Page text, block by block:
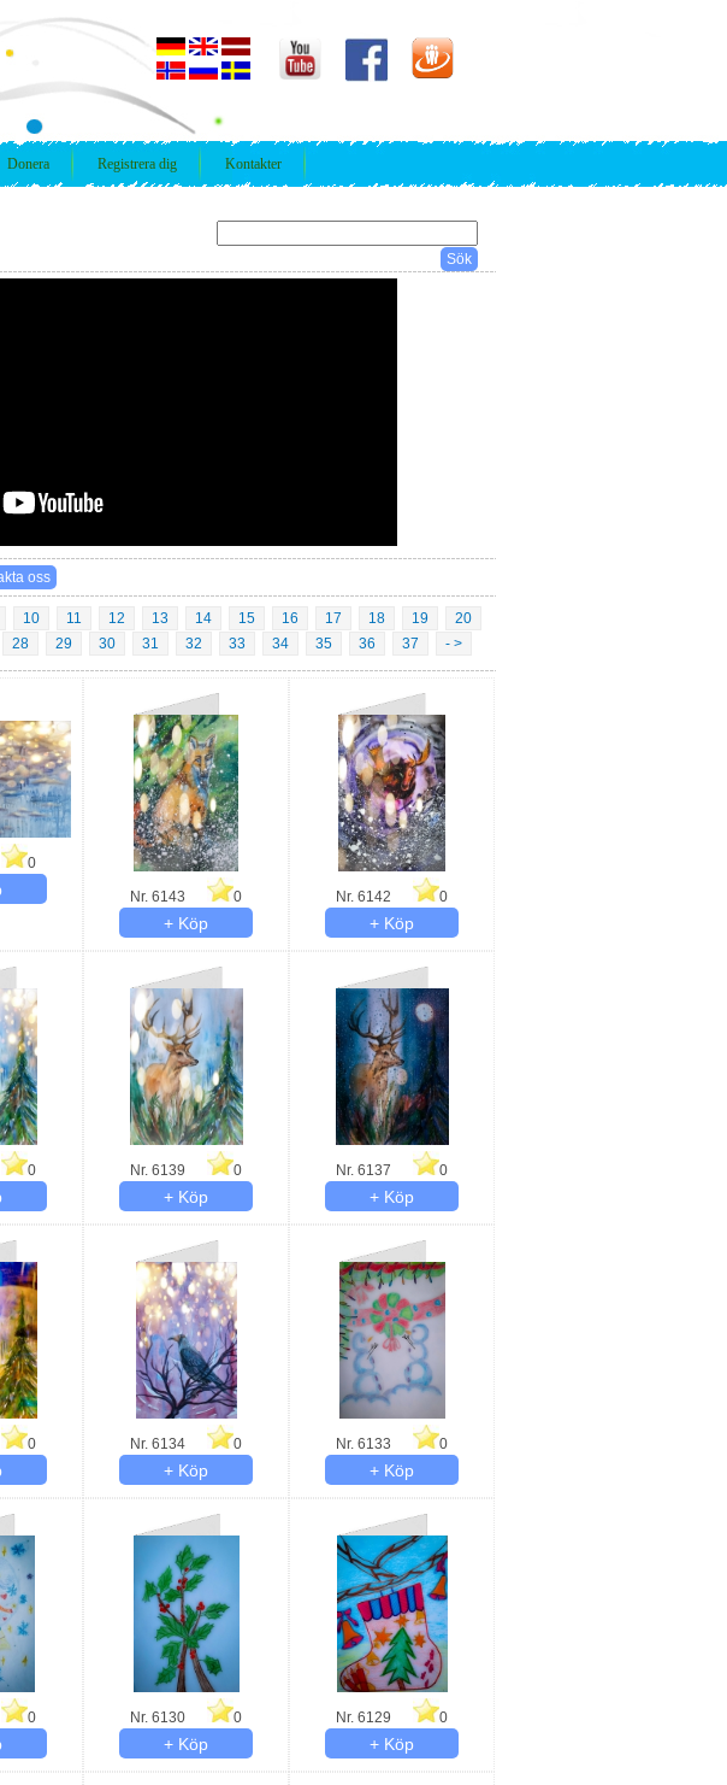
Donera Registrera dig Kontakter
10 11 12 13 14 15 16 17 18 19
20
28 29 30 31 32 33 34 35 36 37 - >
0
Nr. 6143
0 Nr. 6142 0
0 Nr. 6139 0 Nr. 6137 0
0 Nr. 6134 0 Nr. 6133 0
0 Nr. 6130 0 Nr. 6129 0